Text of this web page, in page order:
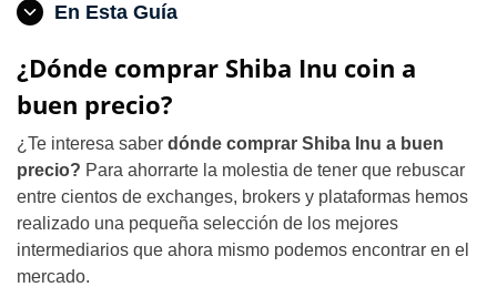
En Esta Guía
¿Dónde comprar Shiba Inu coin a
buen precio?
¿Te interesa saber dónde comprar Shiba Inu a buen
precio? Para ahorrarte la molestia de tener que rebuscar
entre cientos de exchanges, brokers y plataformas hemos
realizado una pequeña selección de los mejores
intermediarios que ahora mismo podemos encontrar en el
mercado.